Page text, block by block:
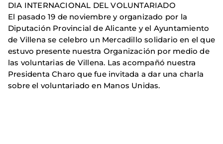
DIA INTERNACIONAL DEL VOLUNTARIADO
El pasado 19 de noviembre y organizado por la
Diputación Provincial de Alicante y el Ayuntamiento
de Villena se celebro un Mercadillo solidario en el que
estuvo presente nuestra Organización por medio de
las voluntarias de Villena. Las acompañó nuestra
Presidenta Charo que fue invitada a dar una charla
sobre el voluntariado en Manos Unidas.